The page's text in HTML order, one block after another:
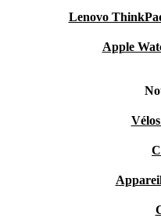
Lenovo
Apple